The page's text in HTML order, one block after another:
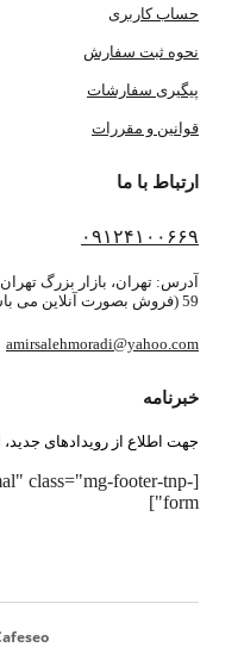
حساب کاربری
نحوه ثبت سفارش
پیگیری سفارشات
قوانین و مقررات
ارتباط با ما
۰۹۱۲۴۱۰۰۶۶۹
آدرس: تهران، بازار بزرگ
59 (فروش بصورت آنلاین می باشد)
amirsalehmoradi@yahoo.com
خبرنامه
جهت اطلاع از رویدادهای جدید،
class="mg-footer-tnp-
form"]